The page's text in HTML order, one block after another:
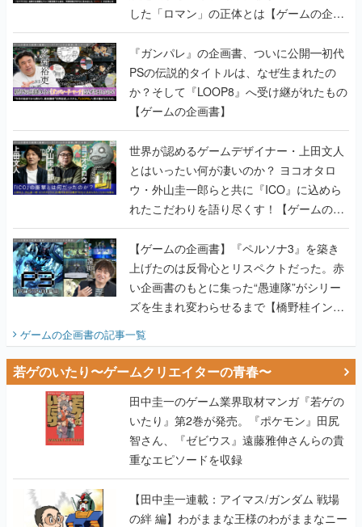
した「ロマン」の正体とは【ゲームの企画
書】
『ガンパレ』の企画書、ついに公開━初代
PSの伝説的タイトルは、なぜ生まれたの
か？そして『LOOP8』へ受け継がれたもの
【ゲームの企画書】
世界が認めるゲームデザイナー・上田文人
とはいったい何が凄いのか？ ヨコオタロ
ウ・外山圭一郎らと共に『ICO』に込めら
れたこだわりを語り尽くす！【ゲームの企
画書】
【ゲームの企画書】『ペルソナ3』を築き
上げたのは反骨心とリスペクトだった。赤
い企画書のもとに集った“愚連隊”がシリー
ズを生まれ変わらせるまで【橋野桂インタ
ゲームの企画書の記事一覧
若ゲのいたり〜ゲームクリエイターの青春〜
田中圭一のゲーム業界取材マンガ『若ゲの
いたり』第2巻が発売。『ポケモン』田尻
智さん、『ゼビウス』遠藤雅伸さんらの貴
重なエピソードを収録
【田中圭一連載：アイマス/ガンダム 戦場
の絆 編】わがままな王様のわがままなニー